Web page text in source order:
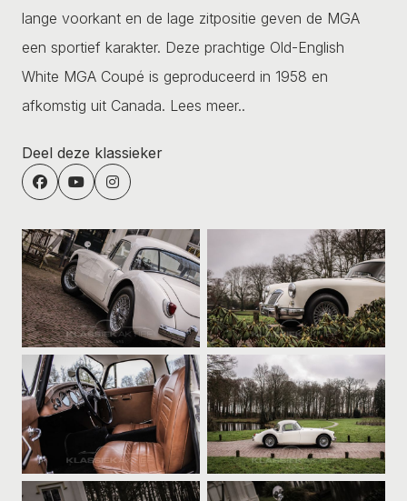
lange voorkant en de lage zitpositie geven de MGA
een sportief karakter. Deze prachtige Old-English
White MGA Coupé is geproduceerd in 1958 en
afkomstig uit Canada. Lees meer..
Deel deze klassieker